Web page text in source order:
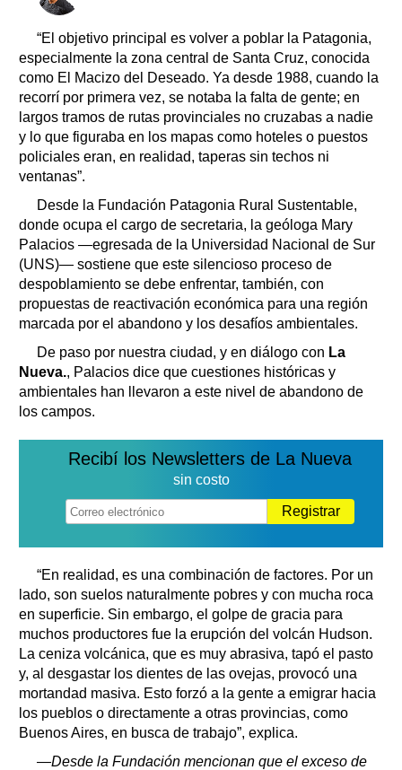
“El objetivo principal es volver a poblar la Patagonia,
especialmente la zona central de Santa Cruz, conocida
como El Macizo del Deseado. Ya desde 1988, cuando la
recorrí por primera vez, se notaba la falta de gente; en
largos tramos de rutas provinciales no cruzabas a nadie
y lo que figuraba en los mapas como hoteles o puestos
policiales eran, en realidad, taperas sin techos ni
ventanas”.
Desde la Fundación Patagonia Rural Sustentable,
donde ocupa el cargo de secretaria, la geóloga Mary
Palacios —egresada de la Universidad Nacional de Sur
(UNS)— sostiene que este silencioso proceso de
despoblamiento se debe enfrentar, también, con
propuestas de reactivación económica para una región
marcada por el abandono y los desafíos ambientales.
De paso por nuestra ciudad, y en diálogo con La
Nueva., Palacios dice que cuestiones históricas y
ambientales han llevaron a este nivel de abandono de
los campos.
Recibí los Newsletters de La Nueva
sin costo
Registrar
“En realidad, es una combinación de factores. Por un
lado, son suelos naturalmente pobres y con mucha roca
en superficie. Sin embargo, el golpe de gracia para
muchos productores fue la erupción del volcán Hudson.
La ceniza volcánica, que es muy abrasiva, tapó el pasto
y, al desgastar los dientes de las ovejas, provocó una
mortandad masiva. Esto forzó a la gente a emigrar hacia
los pueblos o directamente a otras provincias, como
Buenos Aires, en busca de trabajo”, explica.
—Desde la Fundación mencionan que el exceso de